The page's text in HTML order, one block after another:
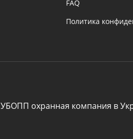
FAQ
Политика
УБОПП охранная компания в